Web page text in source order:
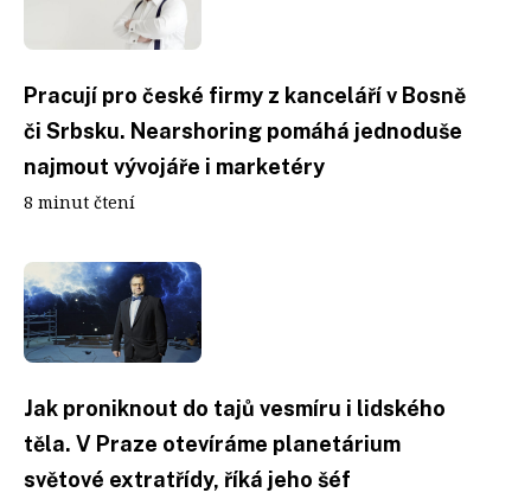
Pracují pro české firmy z kanceláří v Bosně
či Srbsku. Nearshoring pomáhá jednoduše
najmout vývojáře i marketéry
8 minut čtení
Jak proniknout do tajů vesmíru i lidského
těla. V Praze otevíráme planetárium
světové extratřídy, říká jeho šéf